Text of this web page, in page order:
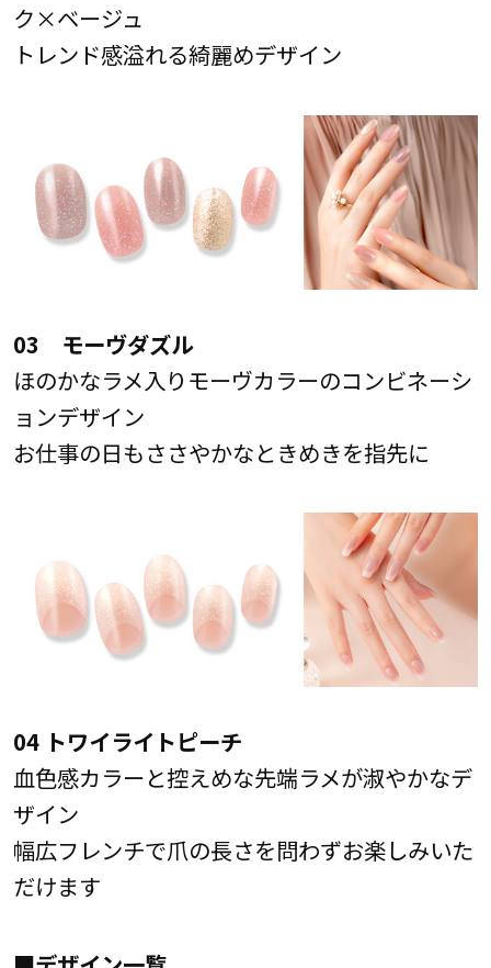
ク×ベージュ
トレンド感溢れる綺麗めデザイン
03 モーヴダズル
ほのかなラメ入りモーヴカラーのコンビネーシ
ョンデザイン
お仕事の日もささやかなときめきを指先に
04 トワイライトピーチ
血色感カラーと控えめな先端ラメが淑やかなデ
ザイン
幅広フレンチで爪の長さを問わずお楽しみいた
だけます